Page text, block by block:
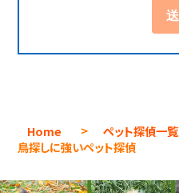
Home > ペット探偵一覧
鳥探しに強いペット探偵